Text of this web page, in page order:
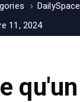
DailySpace
11, 2024
qu'un